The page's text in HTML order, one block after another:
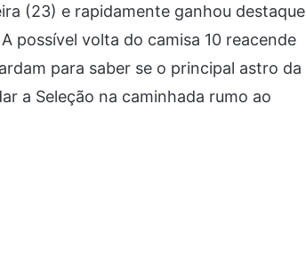
(23) e rapidamente ganhou destaque
possível volta do camisa 10 reacende
para saber se o principal astro da
a Seleção na caminhada rumo ao